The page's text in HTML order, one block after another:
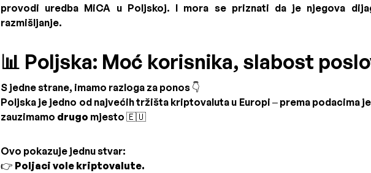
provodi uredba MiCA u Poljskoj. I mora se priznati da je njegova
razmišljanje.
📊 Poljska: Moć korisnika, slabost
S jedne strane, imamo razloga za ponos 👇
Poljska je jedno od najvećih tržišta kriptovaluta u Europi – prema podacima
zauzimamo drugo mjesto 🇪🇺
Ovo pokazuje jednu stvar:
👉 Poljaci vole kriptovalute.